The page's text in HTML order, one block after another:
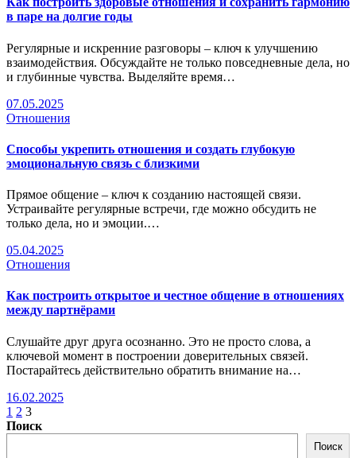
в паре на долгие годы
Регулярные и искренние разговоры – ключ к улучшению
взаимодействия. Обсуждайте не только повседневные дела, но
и глубинные чувства. Выделяйте время…
07.05.2025
Отношения
Способы укрепить отношения и создать глубокую
эмоциональную связь с близкими
Прямое общение – ключ к созданию настоящей связи.
Устраивайте регулярные встречи, где можно обсудить не
только дела, но и эмоции.…
05.04.2025
Отношения
Как построить открытое и честное общение в отношениях
между партнёрами
Слушайте друг друга осознанно. Это не просто слова, а
ключевой момент в построении доверительных связей.
Постарайтесь действительно обратить внимание на…
16.02.2025
Пагинация
записей
1 2 3
Поиск
Поиск